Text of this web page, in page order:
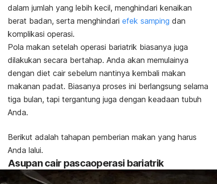
dalam jumlah yang lebih kecil, menghindari kenaikan
berat badan, serta menghindari efek samping dan
komplikasi operasi.
Pola makan setelah operasi bariatrik biasanya juga
dilakukan secara bertahap. Anda akan memulainya
dengan diet cair sebelum nantinya kembali makan
makanan padat. Biasanya proses ini berlangsung selama
tiga bulan, tapi tergantung juga dengan keadaan tubuh
Anda.
Berikut adalah tahapan pemberian makan yang harus
Anda lalui.
Asupan cair pascaoperasi bariatrik